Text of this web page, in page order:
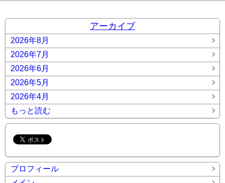
アーカイブ
2026年8月
2026年7月
2026年6月
2026年5月
2026年4月
もっと読む
プロフィール